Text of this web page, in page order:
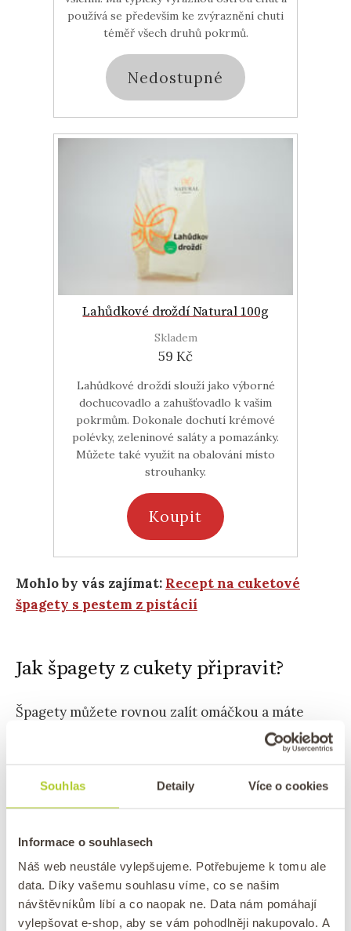
Souhlas Detaily Více o cookies
Informace o souhlasech
Náš web neustále vylepšujeme. Potřebujeme k tomu ale
data. Díky vašemu souhlasu víme, co se našim
návštěvníkům líbí a co naopak ne. Data nám pomáhají
vylepšovat e-shop, aby se vám pohodlněji nakupovalo. A
používá se především ke zvýraznění chuti
téměř všech druhů pokrmů.
Nedostupné
Lahůdkové droždí Natural 100g
Skladem
59 Kč
Lahůdkové droždí slouží jako výborné
dochucovadlo a zahušťovadlo k vašim
pokrmům. Dokonale dochutí krémové
polévky, zeleninové saláty a pomazánky.
Můžete také využít na obalování místo
strouhanky.
Koupit
Mohlo by vás zajímat: Recept na cuketové
špagety s pestem z pistácií
Jak špagety z cukety připravit?
Špagety můžete rovnou zalít omáčkou a máte
hotovo – to je ta nejrychlejší varianta. Pro lepší
promísení chutí a teplejší oběd špagety 2-3
minuty restujte, pak z nich vymačkejte uvolněnou
špagety opět roztopte a